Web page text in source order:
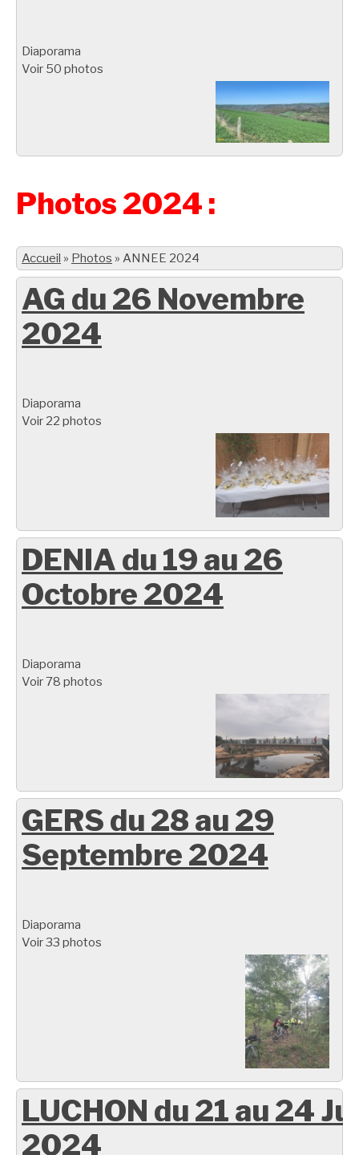
Diaporama
Voir 50 photos
Photos 2024 :
Accueil » Photos » ANNEE 2024
AG du 26 Novembre
2024
Diaporama
Voir 22 photos
DENIA du 19 au 26
Octobre 2024
Diaporama
Voir 78 photos
GERS du 28 au 29
Septembre 2024
Diaporama
Voir 33 photos
LUCHON du 21 au 24
2024